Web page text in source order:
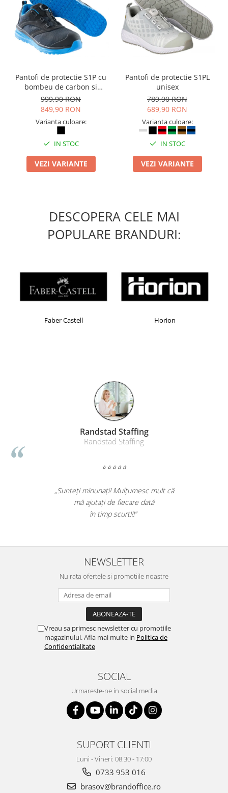
Pantofi de protectie S1P cu
bombeu de carbon si
inchidere BOAÂ® Fit
999,90 RON
849,90 RON
Varianta culoare:
IN STOC
VEZI VARIANTE
Pantofi de protectie S1PL
unisex
789,90 RON
689,90 RON
Varianta culoare:
IN STOC
VEZI VARIANTE
DESCOPERA CELE MAI
POPULARE BRANDURI:
Faber Castell Horion
Randstad Staffing
Randstad Staffing
⭐⭐⭐⭐⭐
„Sunteți minunați! Mulțumesc mult că
mă ajutați de fiecare dată
în timp scurt!!!”
NEWSLETTER
Nu rata ofertele si promotiile noastre
Vreau sa primesc newsletter cu promotiile
magazinului. Afla mai multe in Politica de
Confidentialitate
SOCIAL
Urmareste-ne in social media
SUPORT CLIENTI
Luni - Vineri: 08.30 - 17:00
0733 953 016
brasov@brandoffice.ro